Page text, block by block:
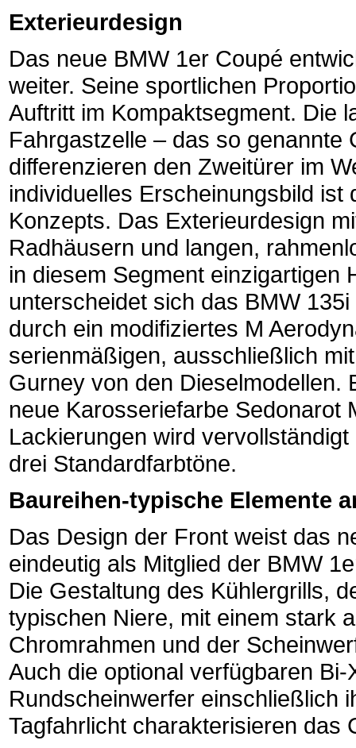
Exterieurdesign
Das neue BMW 1er Coupé
weiter. Seine sportlichen
Auftritt im Kompaktsegment. Die
Fahrgastzelle – das so
differenzieren den Zweitürer im
individuelles Erscheinungsbild ist
Konzepts. Das Exterieurdesign
Radhäusern und langen,
in diesem Segment einzigartigen
unterscheidet sich das BMW
durch ein modifiziertes M
serienmäßigen, ausschließlich
Gurney von den Dieselmodellen.
neue Karosseriefarbe Sedonarot
Lackierungen wird
drei Standardfarbtöne.
Baureihen-typische Elemente
Das Design der Front weist das
eindeutig als Mitglied der BMW
Die Gestaltung des Kühlergrills,
typischen Niere, mit einem stark
Chromrahmen und der
Auch die optional verfügbaren Bi-
Rundscheinwerfer einschließlich
Tagfahrlicht charakterisieren das